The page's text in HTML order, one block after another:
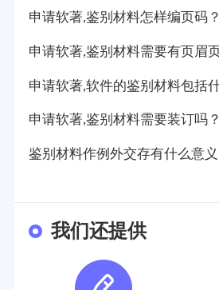
申请软著,鉴别材料怎样编页码？
申请软著,鉴别材料需要有页眉
申请软著,软件的鉴别材料包括
申请软著,鉴别材料需要装订吗？
鉴别材料作例外交存有什么意义
我们还提供